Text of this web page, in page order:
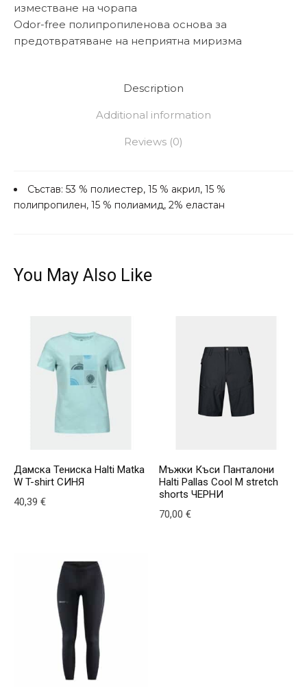
изместване на чорапа
Odor-free полипропиленова основа за
предотвратяване на неприятна миризма
Description
Additional information
Reviews (0)
Състав: 53 % полиестер, 15 % акрил, 15 %
полипропилен, 15 % полиамид, 2% еластан
You May Also Like
Дамска Тениска Halti Matka
W T-shirt СИНЯ
40,39 €
This product has multiple variants. The options may
Мъжки Къси Панталони
Halti Pallas Cool M stretch
shorts ЧЕРНИ
70,00€